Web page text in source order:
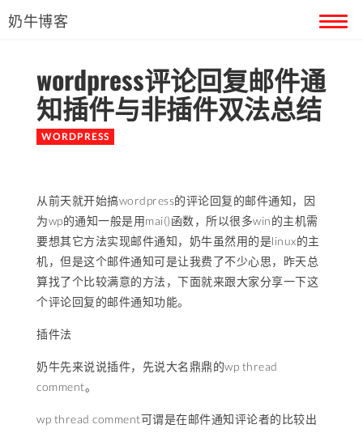
奶牛博客
首页
留言本
wordpress评论回复邮件通
知插件与非插件双法总结
WORDPRESS
从前天就开始搞wordpress的评论回复的邮件通知，因
为wp的通知一般是用mai()函数，所以很多win的主机需
要想其它方法实现邮件通知，奶牛虽然用的是linux的主
机，但是这个邮件通知可是让我费了不少心思，昨天总
算找了个比较满意的方法，下面就来跟大家分享一下这
个评论回复的邮件通知功能。
插件法
奶牛先来说说插件，先说大名鼎鼎的wp thread
comment。
wp thread comment可谓是在邮件通知评论者的比较出